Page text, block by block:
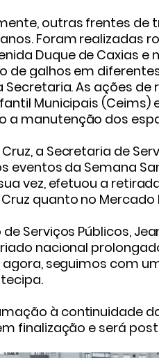
outras frentes
Foram realizadas
Duque de Caxias e
de galhos em
Secretaria. As ações
Municipais (Ceims)
a manutenção dos
Cruz, a Secretaria de
eventos da Semana
vez, efetuou a
quanto no Mercado
Serviços Públicos,
nacional
agora, seguimos com
à continuidade
finalização e será